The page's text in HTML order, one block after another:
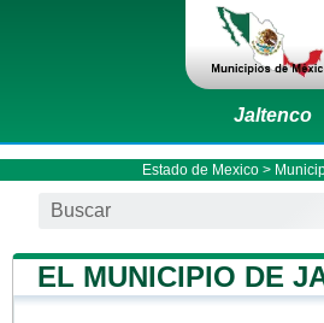
Jaltenco
Estado de Mexico >
EL MUNICIPIO DE